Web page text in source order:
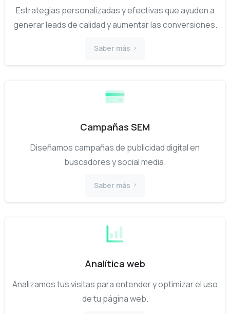
Estrategias personalizadas y efectivas que ayuden a
generar leads de calidad y aumentar las conversiones.
Saber más
Campañas SEM
Diseñamos campañas de publicidad digital en
buscadores y social media.
Saber más
Analítica web
Analizamos tus visitas para entender y optimizar el uso
de tu página web.